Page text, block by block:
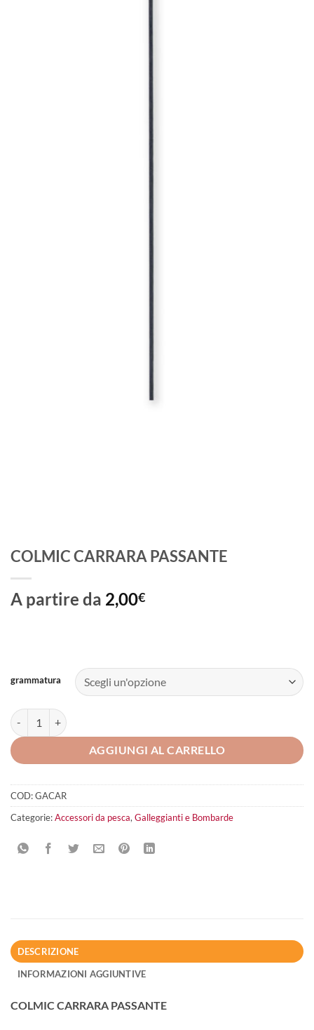
COLMIC CARRARA PASSANTE
A partire da 2,00€
grammatura
COLMIC CARRARA PASSANTE quantità
AGGIUNGI AL CARRELLO
COD:GACAR
Categorie:Accessori da pesca, Galleggianti e Bombarde
DESCRIZIONE
INFORMAZIONI AGGIUNTIVE
COLMIC CARRARA PASSANTE